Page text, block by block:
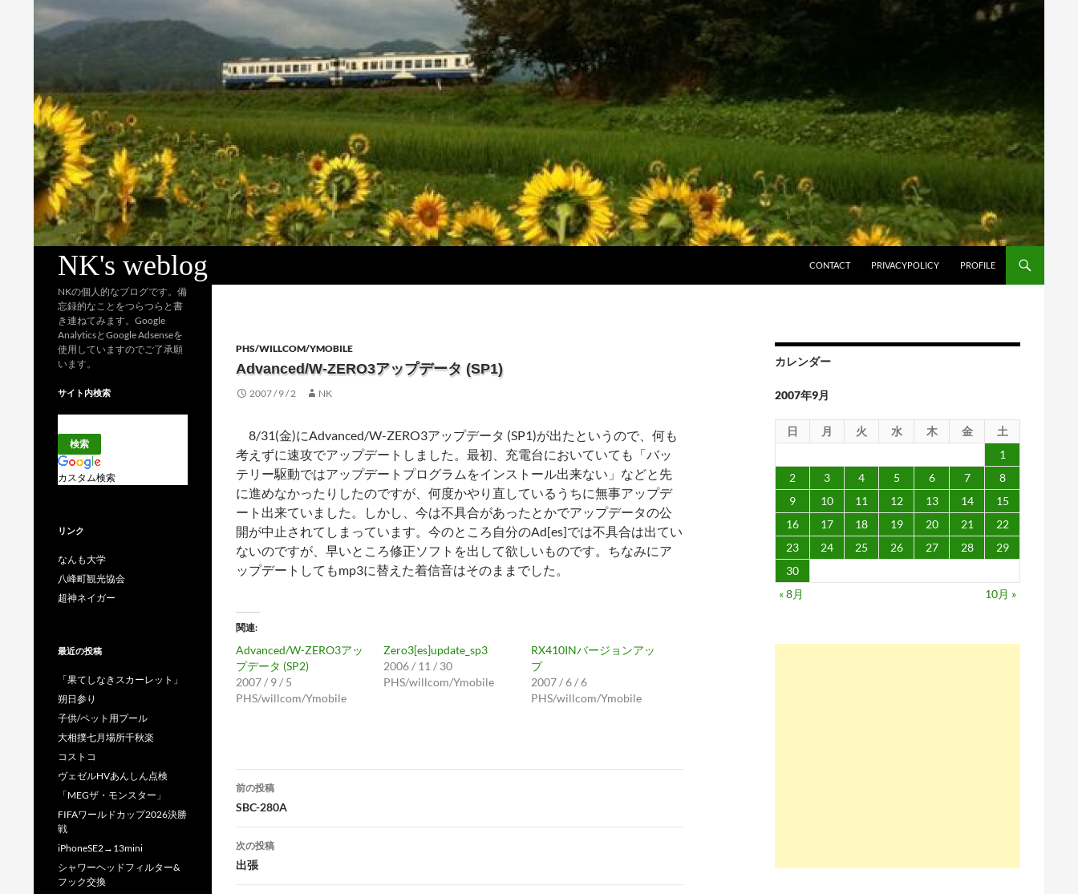
NK's weblog
CONTACT
PRIVACYPOLICY PROFILE
PHS/WILLCOM/YMOBILE
Advanced/W-ZERO3アップデータ (SP1)
2007 / 9 / 2 NK
8/31(金)にAdvanced/W-ZERO3アップデータ (SP1)が出たというので、何も
考えずに速攻でアップデートしました。最初、充電台においていても「バッ
テリー駆動ではアップデートプログラムをインストール出来ない」などと先
に進めなかったりしたのですが、何度かやり直しているうちに無事アップデ
ート出来ていました。しかし、今は不具合があったとかでアップデータの公
開が中止されてしまっています。今のところ自分のAd[es]では不具合は出てい
ないのですが、早いところ修正ソフトを出して欲しいものです。ちなみにア
ップデートしてもmp3に替えた着信音はそのままでした。
関連
Advanced/W-ZERO3アッ
プデータ (SP2)
2007 / 9 / 5
PHS/willcom/Ymobile
Zero3[es]update_sp3
2006 / 11 / 30
PHS/willcom/Ymobile
RX410INバージョンアッ
プ
2007 / 6 / 6
PHS/willcom/Ymobile
投
稿
ナ
ビ
前の投稿
SBC-280A
次の投稿
出張
カレンダー
2007年9月
日 月 火 水 木 金
土
1
2
3 4 5 6 7
8
9
10 11 12 13 14
15
16
17 18 19 20 21
22
23
24 25 26 27 28
29
30
« 8月
10月 »
NKの個人的なブログです。備
忘録的なことをつらつらと書
き連ねてみます。Google
AnalyticsとGoogle Adsenseを
使用していますのでご了承願
います。
サイト内検索
カスタム検索
リンク
なんも大学
八峰町観光協会
超神ネイガー
最近の投稿
「果てしなきスカーレット」
朔日参り
子供/ペット用プール
大相撲七月場所千秋楽
コストコ
ヴェゼルHVあんしん点検
「MEGザ・モンスター」
FIFAワールドカップ2026決勝
戦
iPhoneSE2→13mini
シャワーヘッドフィルター&
フック交換